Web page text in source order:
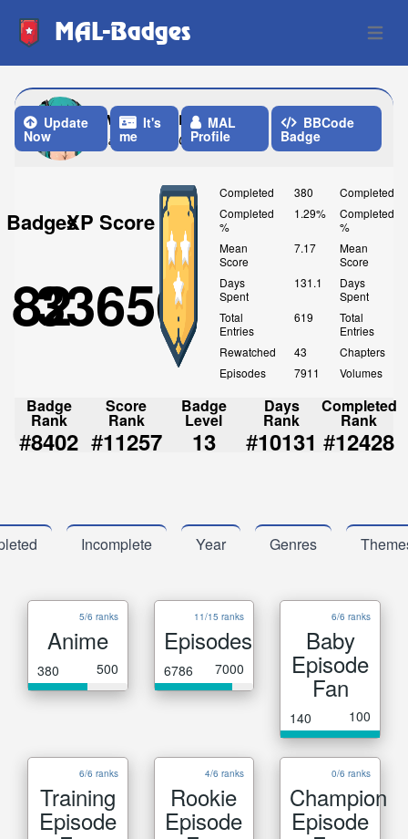
MAL-Badges Open
winniesenpai
Last Update: One Month ago
Update
Now
It's
me
MAL
Profile
BBCode
Badge
Badges
82
XP Score
33650
Completed
380
Completed
%
1.29%
Mean
Score
7.17
Days
Spent
131.1
Total
Entries
619
Rewatched
43
Episodes
7911
Completed
Completed
%
Mean
Score
Days
Spent
Total
Entries
Chapters
Volumes
Badge
Rank
#8402
Score
Rank
#11257
Badge
Level
13
Days
Rank
#10131
Completed
Rank
#12428
Incomplete Year Genres
5/6 ranks
Anime
380 500
11/15 ranks
Episodes
6786 7000
6/6 ranks
Baby
Episode
Fan
140 100
6/6 ranks
Training
Episode
4/6 ranks
Rookie
Episode
0/6 ranks
Champion
Episode